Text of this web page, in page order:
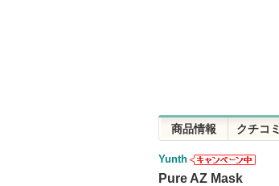
商品情報 クチコミ
Yunth
Yunthからの
Pure AZ Mask